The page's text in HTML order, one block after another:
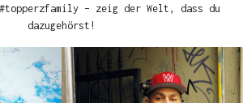
– zeig der Welt, dass du
dazugehörst!